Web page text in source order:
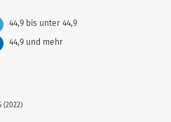
(2022)
44,9 bis unter 44,9
44,9 und mehr